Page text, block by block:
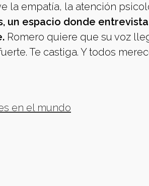
la empatía, la atención
un espacio donde
Romero quiere que su voz
Te castiga. Y todos
en el mundo